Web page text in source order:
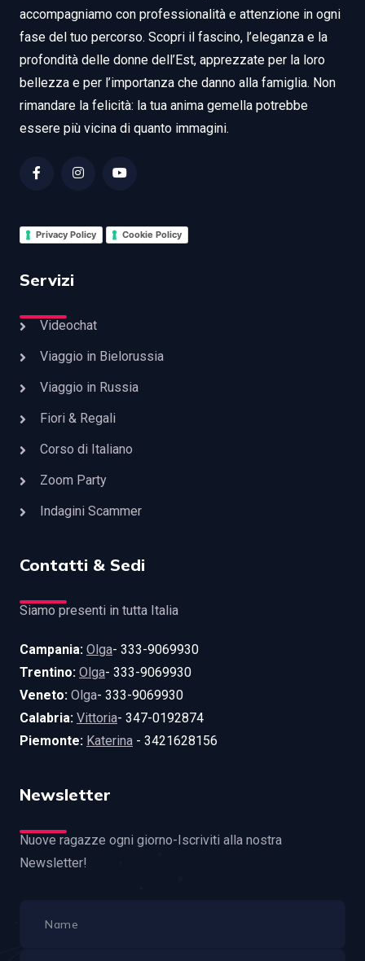
accompagniamo con professionalità e attenzione in ogni
fase del tuo percorso. Scopri il fascino, l’eleganza e la
profondità delle donne dell’Est, apprezzate per la loro
bellezza e per l’importanza che danno alla famiglia. Non
rimandare la felicità: la tua anima gemella potrebbe
essere più vicina di quanto immagini.
Privacy Policy Cookie Policy
Servizi
Videochat
Viaggio in Bielorussia
Viaggio in Russia
Fiori & Regali
Corso di Italiano
Zoom Party
Indagini Scammer
Contatti & Sedi
Siamo presenti in tutta Italia
Campania: Olga- 333-9069930
Trentino: Olga- 333-9069930
Veneto: Olga- 333-9069930
Calabria: Vittoria- 347-0192874
Piemonte: Katerina - 3421628156
Newsletter
Nuove ragazze ogni giorno-Iscriviti alla nostra
Newsletter!